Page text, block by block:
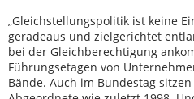
„Gleichstellungspolitik ist keine
geradeaus und zielgerichtet
bei der Gleichberechtigung
Führungsetagen von
Bände. Auch im Bundestag